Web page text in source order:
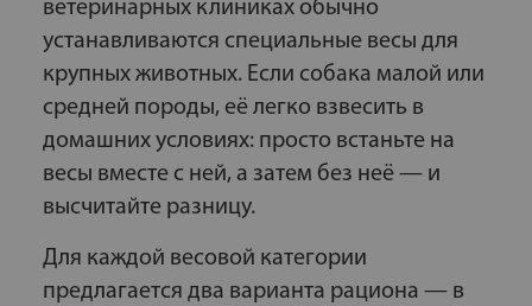
ветеринарных клиниках обычно
устанавливаются специальные весы для
крупных животных. Если собака малой или
средней породы, её легко взвесить в
домашних условиях: просто встаньте на
весы вместе с ней, а затем без неё — и
высчитайте разницу.
Для каждой весовой категории
предлагается два варианта рациона — в